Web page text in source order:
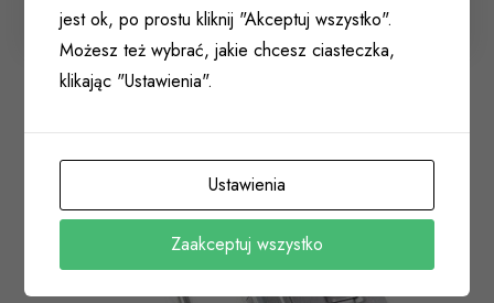
001 194
jest ok, po prostu kliknij "Akceptuj wszystko".
Możesz też wybrać, jakie chcesz ciasteczka,
klikając "Ustawienia".
Ustawienia
Zaakceptuj wszystko